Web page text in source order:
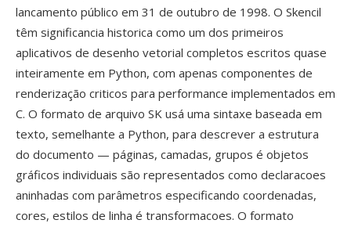
lancamento público em 31 de outubro de 1998. O Skencil
têm significancia historica como um dos primeiros
aplicativos de desenho vetorial completos escritos quase
inteiramente em Python, com apenas componentes de
renderização criticos para performance implementados em
C. O formato de arquivo SK usá uma sintaxe baseada em
texto, semelhante a Python, para descrever a estrutura
do documento — páginas, camadas, grupos é objetos
gráficos individuais são representados como declaracoes
aninhadas com parâmetros especificando coordenadas,
cores, estilos de linha é transformacoes. O formato